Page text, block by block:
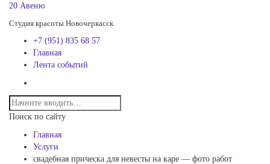
20 Авеню
Студия красоты Новочеркасск
+7 (951) 835 68 57
Главная
Лента событий
Поиск по сайту
Главная
Услуги
свадебная прическа для невесты на каре — фото работ